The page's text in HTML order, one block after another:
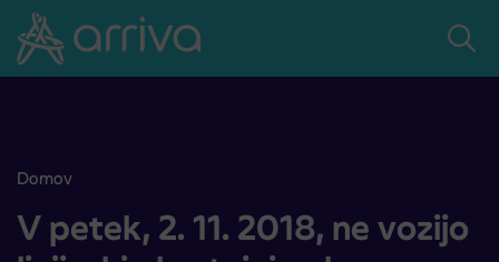
Skoči na vsebino
Domov
V petek, 2. 11. 2018, ne vozijo linije, ki obratujejo ob delovnih dneh
V petek, 2. 11. 2018, ne vozijo